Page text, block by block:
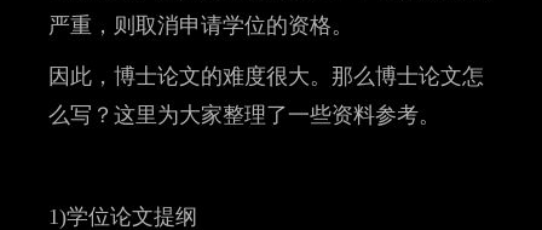
严重，则取消申请学位的资格。
因此，博士论文的难度很大。那么博士论文怎
么写？这里为大家整理了一些资料参考。
1)学位论文提纲